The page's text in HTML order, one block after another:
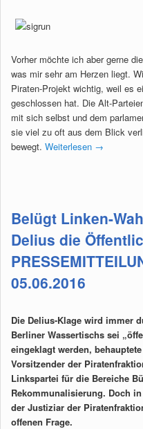
Vorher möchte ich aber gerne
was mir sehr am Herzen liegt.
Piraten-Projekt wichtig, weil es
geschlossen hat. Die Alt-
mit sich selbst und dem
sie viel zu oft aus dem Blick
bewegt. Weiterlesen →
Belügt Linken-
Delius die
05.06.2016
Die Delius-Klage wird immer
Berliner Wassertischs sei
eingeklagt werden,
Vorsitzender der
Linkspartei für die Bereiche
Rekommunalisierung. Doch
der Justiziar der
offenen Frage.